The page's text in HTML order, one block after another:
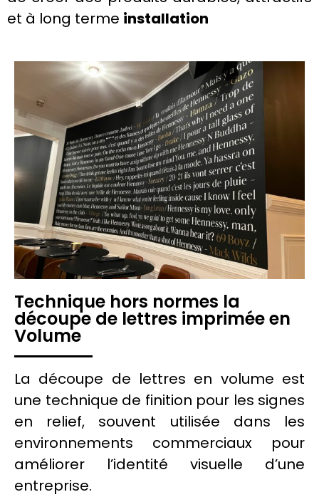
et à long terme installation
Technique hors normes la
découpe de lettres imprimée en
Volume
La découpe de lettres en volume est
une technique de finition pour les signes
en relief, souvent utilisée dans les
environnements commerciaux pour
améliorer l’identité visuelle d’une
entreprise.